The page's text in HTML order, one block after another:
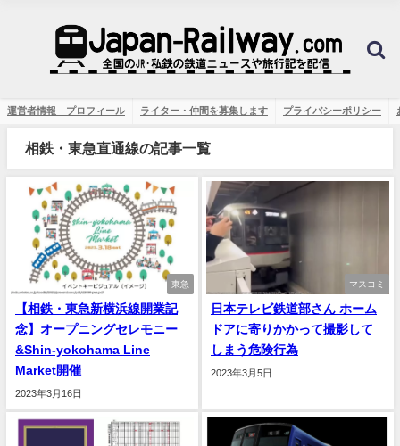
運営者情報 プロフィール ライター・仲間を募集します プライバシーポリシー
相鉄・東急直通線の記事一覧
東急
【相鉄・東急新横浜線開業記
念】オープニングセレモニー
&Shin-yokohama Line
Market開催
2023年3月16日
マスコミ
日本テレビ鉄道部さん ホーム
ドアに寄りかかって撮影して
しまう危険行為
2023年3月5日